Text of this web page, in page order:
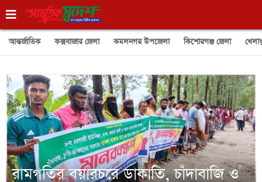
আন্তর্জাতিক কক্সবাজার জেলা কমলনগর উপজেলা কিশোরগঞ্জ জেলা
রামগতির বয়ারচরে ডাকাতি, চাঁদাবাজি ও